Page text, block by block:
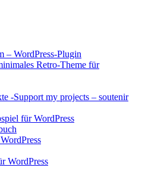
– WordPress-Plugin
Retro-Theme für
-Support my projects – soutenir
für WordPress
WordPress